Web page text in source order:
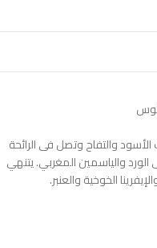
الأسود والتفاح وتصل فى الرائحة
الورد والياسمين المغربي. يتنهي
الخوخية والعنبر.